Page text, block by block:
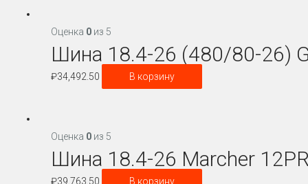
Оценка 0из 5
Шина 18.4-26 (480/80-26)
₽34,492.50 В корзину
Оценка 0из 5
Шина 18.4-26 Marcher
₽39,763.50 В корзину